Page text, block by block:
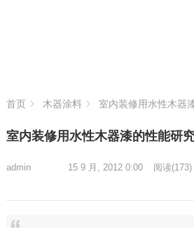
首页 木器涂料 室内装修用水性木器
室内装修用水性木器漆的性能研
admin 15 9 月, 2012 0:00 阅读(173)